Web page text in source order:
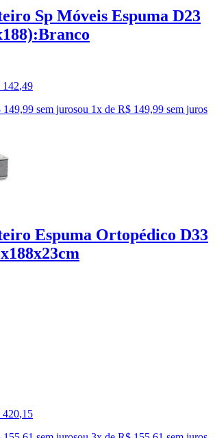
Sp Móveis Espuma D23
142,49
sem jurosou 1x de R$ 149,99 sem juros
Espuma Ortopédico D33
420,15